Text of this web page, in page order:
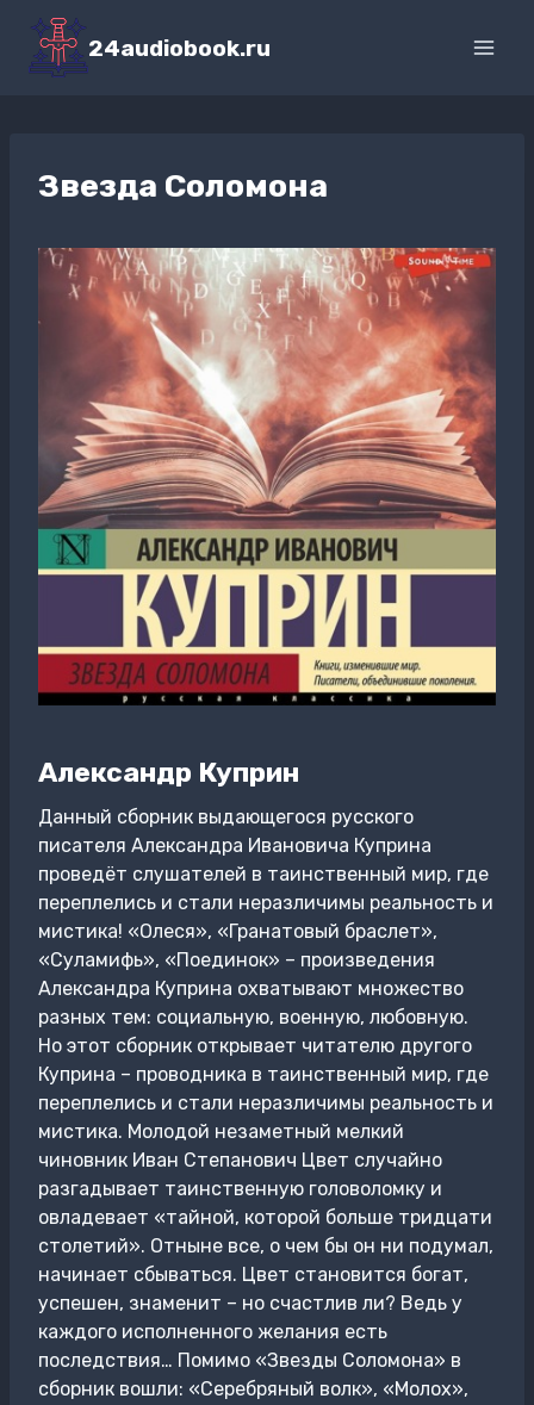
Перейти
содержимому
24audiobook.ru
Звезда Соломона
Александр Куприн
Данный сборник выдающегося русского
писателя Александра Ивановича Куприна
проведёт слушателей в таинственный мир, где
переплелись и стали неразличимы реальность и
мистика! «Олеся», «Гранатовый браслет»,
«Суламифь», «Поединок» – произведения
Александра Куприна охватывают множество
разных тем: социальную, военную, любовную.
Но этот сборник открывает читателю другого
Куприна – проводника в таинственный мир, где
переплелись и стали неразличимы реальность и
мистика. Молодой незаметный мелкий
чиновник Иван Степанович Цвет случайно
разгадывает таинственную головоломку и
овладевает «тайной, которой больше тридцати
столетий». Отныне все, о чем бы он ни подумал,
начинает сбываться. Цвет становится богат,
успешен, знаменит – но счастлив ли? Ведь у
каждого исполненного желания есть
последствия… Помимо «Звезды Соломона» в
сборник вошли: «Серебряный волк», «Молох»,